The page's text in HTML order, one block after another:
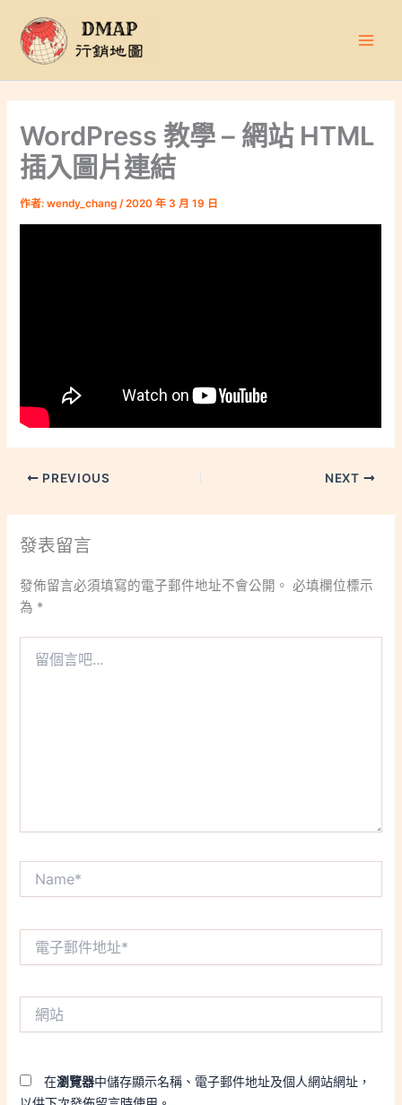
WordPress 教學 – 網站 HTML
插入圖片連結
作者:wendy_chang/2020 年 3 月 19 日
PREVIOUS NEXT
發表留言
發佈留言必須填寫的電子郵件地址不會公開。 必填欄位標示
為 *
在瀏覽器中儲存顯示名稱、電子郵件地址及個人網站網址，